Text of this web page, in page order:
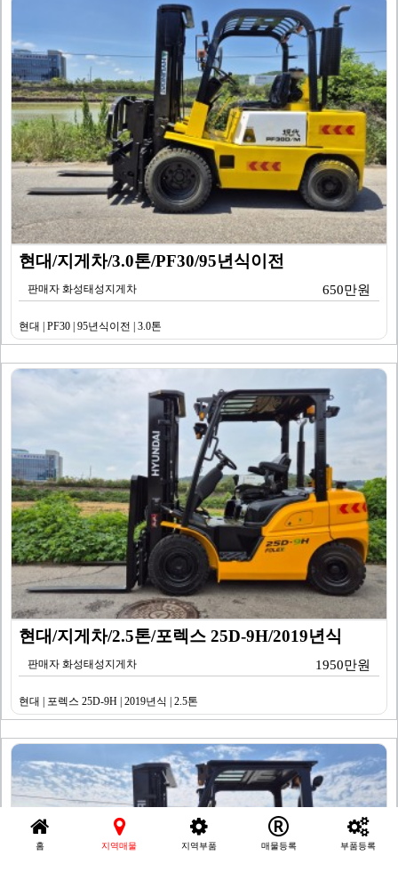
현대/지게차/3.0톤/PF30/95년식이전
판매자 화성태성지게차 650만원
현대 | PF30 | 95년식이전 | 3.0톤
현대/지게차/2.5톤/포렉스 25D-9H/2019년식
판매자 화성태성지게차 1950만원
현대 | 포렉스 25D-9H | 2019년식 | 2.5톤
홈 지역매물 지역부품 매물등록 부품등록